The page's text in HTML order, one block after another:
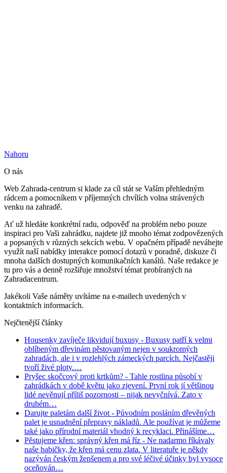
Nahoru
O nás
Web Zahrada-centrum si klade za cíl stát se Vaším přehledným
rádcem a pomocníkem v příjemných chvílích volna strávených
venku na zahradě.
Ať už hledáte konkrétní radu, odpověď na problém nebo pouze
inspiraci pro Vaši zahrádku, najdete již mnoho témat zodpovězených
a popsaných v různých sekcích webu. V opačném případě neváhejte
využít naší nabídky interakce pomocí dotazů v poradně, diskuze či
mnoha dalších dostupných komunikačních kanálů. Naše redakce je
tu pro vás a denně rozšiřuje množství témat probíraných na
Zahradacentrum.
Jakékoli Vaše náměty uvítáme na e-mailech uvedených v
kontaktních informacích.
Nejčtenější články
Housenky zavíječe likvidují buxusy - Buxusy patří k velmi
oblíbeným dřevinám pěstovaným nejen v soukromých
zahradách, ale i v rozlehlých zámeckých parcích. Nejčastěji
tvoří živé ploty.…
Pryšec skočcový proti krtkům? - Tahle rostlina působí v
zahrádkách v době květu jako zjevení. První rok jí většinou
lidé nevěnují příliš pozornosti – nijak nevyčnívá. Zato v
druhém…
Darujte paletám další život- Původním posláním dřevěných
palet je usnadnění přepravy nákladů. Ale používat je můžeme
také jako přírodní materiál vhodný k recyklaci. Přinášíme…
Pěstujeme křen: správný křen má říz - Ne nadarmo říkávaly
naše babičky, že křen má cenu zlata. V literatuře je někdy
nazýván českým ženšenem a pro své léčivé účinky byl vysoce
oceňován…